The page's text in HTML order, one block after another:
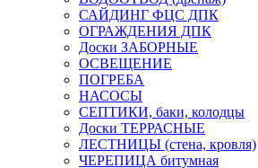
САЙДИНГ ФЦС ДПК
ОГРАЖДЕНИЯ ДПК
Доски ЗАБОРНЫЕ
ОСВЕЩЕНИЕ
ПОГРЕБА
НАСОСЫ
СЕПТИКИ, баки, колодцы
Доски ТЕРРАСНЫЕ
ЛЕСТНИЦЫ (стена, кровля)
ЧЕРЕПИЦА битумная